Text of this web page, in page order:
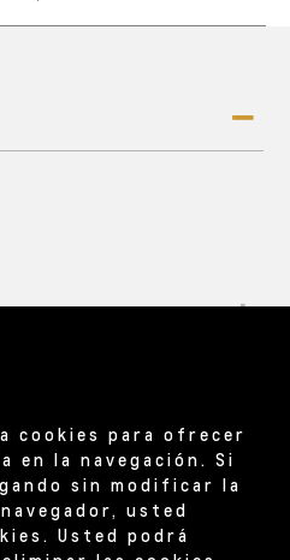
cookies para ofrecer
en la navegación. Si
sin modificar la
usted
Usted podrá